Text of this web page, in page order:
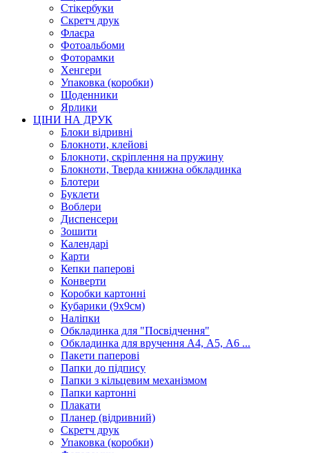
Стікербуки
Скретч друк
Флаєра
Фотоальбоми
Фоторамки
Хенгери
Упаковка (коробки)
Щоденники
Ярлики
ЦІНИ НА ДРУК
Блоки відривні
Блокноти, клейові
Блокноти, скріплення на пружину
Блокноти, Тверда книжна обкладинка
Блотери
Буклети
Воблери
Диспенсери
Зошити
Календарі
Карти
Кепки паперові
Конверти
Коробки картонні
Кубарики (9х9см)
Наліпки
Обкладинка для "Посвідчення"
Обкладинка для вручення А4, А5, А6 ...
Пакети паперові
Папки до підпису
Папки з кільцевим механізмом
Папки картонні
Плакати
Планер (відривний)
Скретч друк
Упаковка (коробки)